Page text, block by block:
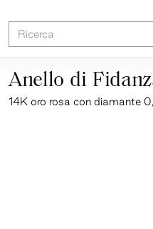
Anello di
14K oro rosa con diamante